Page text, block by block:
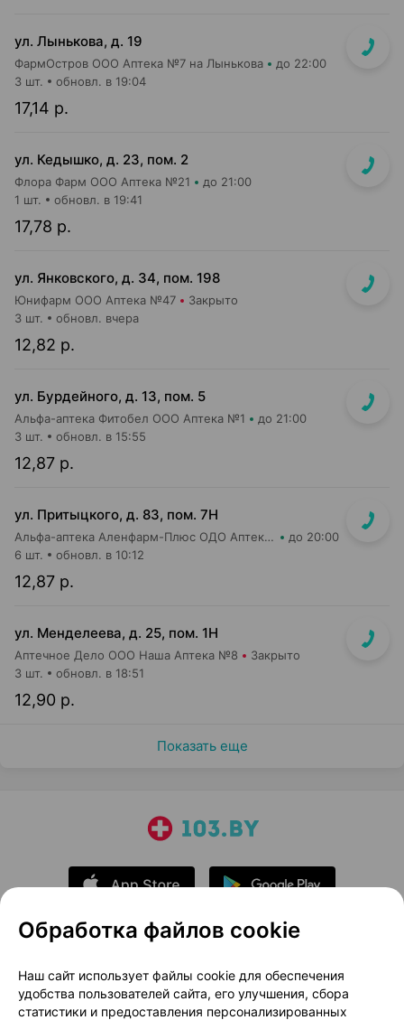
ул. Лынькова, д. 19
ФармОстров ООО Аптека №7 на Лынькова до 22:00
17,14 р.
3 шт. обновл. в 19:04
ул. Кедышко, д. 23, пом. 2
Флора Фарм ООО Аптека №21 до 21:00
17,78 р.
1 шт. обновл. в 19:41
ул. Янковского, д. 34, пом. 198
Юнифарм ООО Аптека №47 Закрыто
12,82 р.
3 шт. обновл. вчера
ул. Бурдейного, д. 13, пом. 5
Альфа-аптека Фитобел ООО Аптека №1 до 21:00
12,87 р.
3 шт. обновл. в 15:55
ул. Притыцкого, д. 83, пом. 7Н
Альфа-аптека Аленфарм-Плюс ОДО Аптека №14 до 20:00
12,87 р.
6 шт. обновл. в 10:12
ул. Менделеева, д. 25, пом. 1Н
Аптечное Дело ООО Наша Аптека №8 Закрыто
12,90 р.
3 шт. обновл. в 18:51
Показать еще
О проекте
Новости проекта
Размещение рекламы
Медицинский маркетинг
Обработка файлов cookie
Наш сайт использует файлы cookie для обеспечения
удобства пользователей сайта, его улучшения, сбора
статистики и предоставления персонализированных